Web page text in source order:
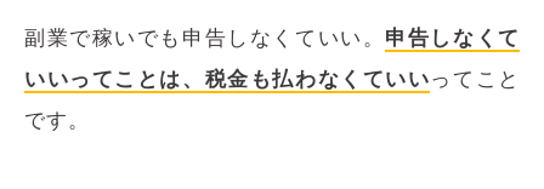
副業で稼いでも申告しなくていい。 申告しなくて
いいってことは、税金も払わなくていいってこと
です。